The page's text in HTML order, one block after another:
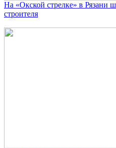
На «Окской стрелке» в Рязани
строителя